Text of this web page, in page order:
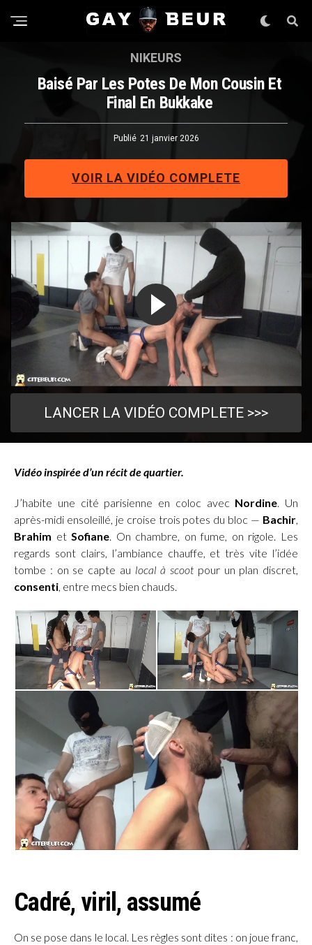
LANCER LA VIDÉO COMPLETE >>>
NIKEURS
Baisé Par Les Potes De Mon Cousin Et
Final En Bukkake
Publié 21 janvier 2026
VOIR LA VIDÉO COMPLETE
Vidéo inspirée d’un récit de quartier.
J’habite une cité parisienne en coloc avec Nordine. Un
après-midi ensoleillé, je croise trois potes du bloc — Bachir,
Brahim etSofiane. On chambre, on fume, on rigole. Les
regards sont clairs, l’ambiance chauffe, et très vite l’idée
tombe : on se capte au local à scoot pour un plan discret,
consenti, entre mecs bien chauds.
Cadré, viril, assumé
On se pose dans le local. Les règles sont dites : on joue franc,